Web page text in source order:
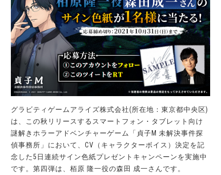
グラビティゲームアライズ株式会社(所在地：東京都中央区)
は、この秋リリースするスマートフォン・タブレット向け
謎解きホラーアドベンチャーゲーム「貞子M 未解決事件探
偵事務所」において、CV（キャラクターボイス）決定を記
念した5日連続サイン色紙プレゼントキャンペーンを実施中
です。第四弾は、栢原 隆一役の森田 成一さんです。